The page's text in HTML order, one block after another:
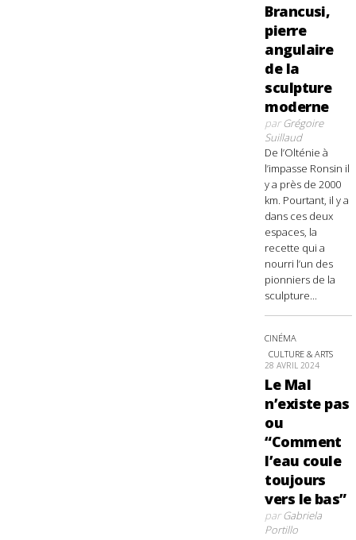
Brancusi,
pierre
angulaire
de la
sculpture
moderne
parGrégoire
Suillaud
De l’Olténie à
l’impasse Ronsin il
y a près de 2000
km. Pourtant, il y a
dans ces deux
espaces, la
recette qui a
nourri l’un des
pionniers de la
sculpture...
CINÉMA
CULTURE & ARTS
28 AVRIL 2024
Le Mal
n’existe pas
ou
“Comment
l’eau coule
toujours
vers le bas”
parGabriela
Portillo